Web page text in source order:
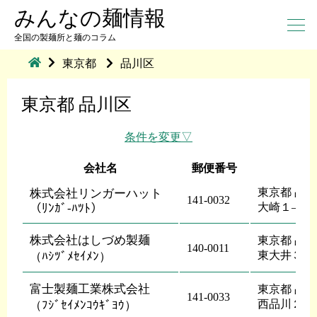
みんなの麺情報
全国の製麺所と麺のコラム
東京都 品川区
東京都 品川区
条件を変更
会社名 郵便番号
株式会社リンガーハット
（ﾘﾝｶﾞ-ﾊﾂﾄ）
141-0032
東京都 品
大崎１―
株式会社はしづめ製麺
（ﾊｼﾂﾞﾒｾｲﾒﾝ）
140-0011
東京都 品
東大井３
富士製麺工業株式会社
（ﾌｼﾞｾｲﾒﾝｺｳｷﾞﾖｳ）
141-0033
東京都 品
西品川２